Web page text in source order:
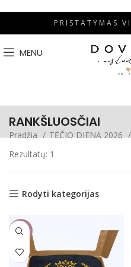
P R I S T A T Y M A S V
MENU
RANKŠLUOSČIAI
Pradžia TĖČIO DIENA 2026
Rezultatų: 1
Rodyti kategorijas
-17%